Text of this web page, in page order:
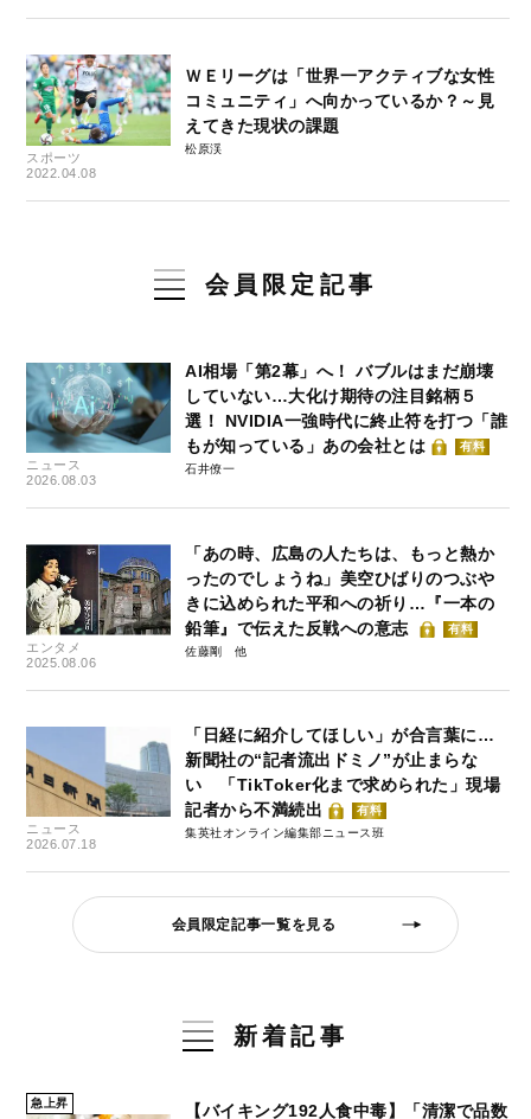
スポーツ
2022.04.08
ＷＥリーグは「世界一アクティブな女性
コミュニティ」へ向かっているか？～見
えてきた現状の課題
松原渓
会員限定記事
ニュース
2026.08.03
AI相場「第2幕」へ！ バブルはまだ崩壊
していない…大化け期待の注目銘柄５
選！ NVIDIA一強時代に終止符を打つ「誰
もが知っている」あの会社とは
有料
石井僚一
エンタメ
2025.08.06
「あの時、広島の人たちは、もっと熱か
ったのでしょうね」美空ひばりのつぶや
きに込められた平和への祈り…『一本の
鉛筆』で伝えた反戦への意志
有料
佐藤剛
ニュース
2026.07.18
「日経に紹介してほしい」が合言葉に…
新聞社の“記者流出ドミノ”が止まらな
い 「TikToker化まで求められた」現場
記者から不満続出
有料
集英社オンライン編集部ニュース班
会員限定記事一覧を見る
新着記事
急上昇 【バイキング192人食中毒】「清潔で品数